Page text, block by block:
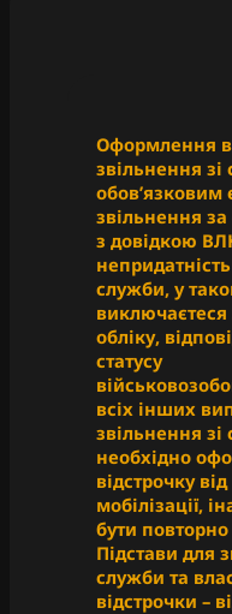
Оформлення
звільнення зі
обовʼязковим
звільнення за
з довідкою
служби, у
виключаєтеся
обліку,
статусу
всіх інших
звільнення зі
необхідно
відстрочку
мобілізації,
бути повторно
Підстави для
служби та
відстрочки –